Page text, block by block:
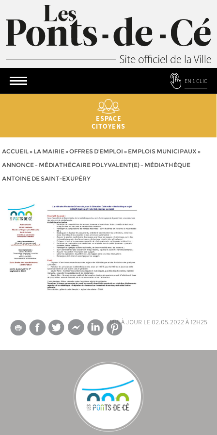
EN 1 CLIC
ESPACE
CITOYENS
ACCUEIL» LA MAIRIE»OFFRES D’EMPLOI » EMPLOIS MUNICIPAUX »
ANNONCE – MÉDIATHÉCAIRE POLYVALENT(E) – MÉDIATHÈQUE
ANTOINE DE SAINT-EXUPÉRY
mis à jour le 02.05.2022 à 12h25